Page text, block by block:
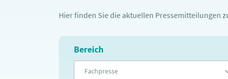
Hier finden Sie die aktuellen Pressemitteilungen
Bereich
Fachpresse